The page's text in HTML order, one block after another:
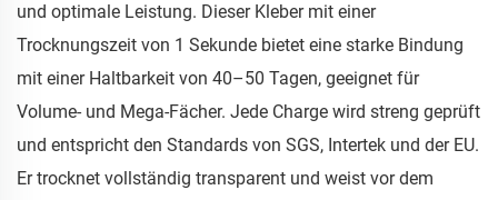
und optimale Leistung. Dieser Kleber mit einer
Trocknungszeit von 1 Sekunde bietet eine starke Bindung
mit einer Haltbarkeit von 40–50 Tagen, geeignet für
Volume- und Mega-Fächer. Jede Charge wird streng geprüft
und entspricht den Standards von SGS, Intertek und der EU.
Er trocknet vollständig transparent und weist vor dem